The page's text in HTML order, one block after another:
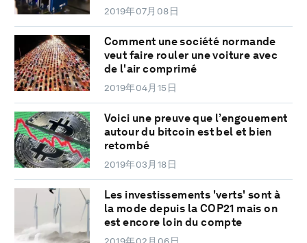
2019年07月08日
Comment une société normande
veut faire rouler une voiture avec
de l'air comprimé
2019年04月15日
Voici une preuve que l’engouement
autour du bitcoin est bel et bien
retombé
2019年03月18日
Les investissements 'verts' sont à
la mode depuis la COP21 mais on
est encore loin du compte